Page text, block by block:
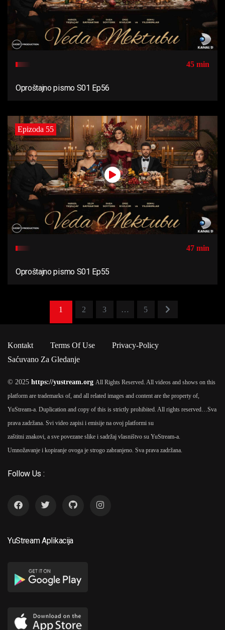
45 min
Oproštajno pismo S01 Ep56
Epizoda 55
47 min
Oproštajno pismo S01 Ep55
1 2 3 … 5
Kontakt Terms Of Use
Privacy-Policy
Saćuvano Za Gledanje
© 2025 https://yustream.org All Rights Reserved. All videos and shows on this
platform are trademarks of, and all related images and content are the property of,
YuStream-a. Duplication and copy of this is strictly prohibited. All rights reserved… Sva
prava zadržana. Svi video zapisi i emisije na ovoj platformi su
zaštitni znakovi, a sve povezane slike i sadržaj vlasništvo su YuStream-a.
Umnožavanje i kopiranje ovoga je strogo zabranjeno. Sva prava zadržana.
Follow Us :
YuStream Aplikacija